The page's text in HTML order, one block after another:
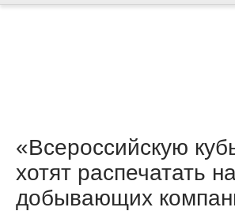
«Всероссийскую
хотят распечатать
добывающих